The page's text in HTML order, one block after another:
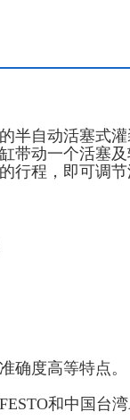
半自动活塞式
带动一个活塞
行程，即可调节
度高等特点。
和中国台湾